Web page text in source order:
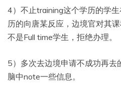
4）不止training这个学历的学
历的向唐某反应，边境官对其
不是Full time学生，拒绝办理。
5）多次去边境申请不成功再去
脑中note一些信息。